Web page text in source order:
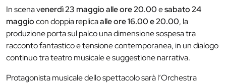
In scena venerdì 23 maggio alle ore 20.00esabato 24
maggiocon doppia replicaalle ore 16.00 e 20.00, la
produzione porta sul palco una dimensione sospesa tra
racconto fantastico e tensione contemporanea, in un dialogo
continuo tra teatro musicale e suggestione narrativa.
Protagonista musicale dello spettacolo sarà l’Orchestra